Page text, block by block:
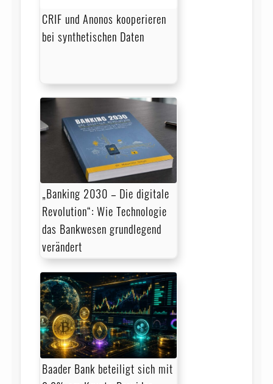
CRIF und Anonos kooperieren
bei synthetischen Daten
„Banking 2030 – Die digitale
Revolution“: Wie Technologie
das Bankwesen grundlegend
verändert
Baader Bank beteiligt sich mit